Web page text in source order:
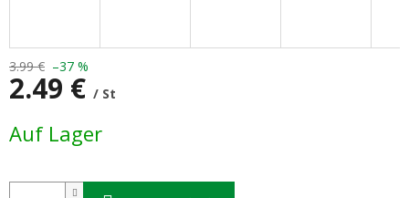
3.99 € –37 %
2.49 € / St
Auf Lager